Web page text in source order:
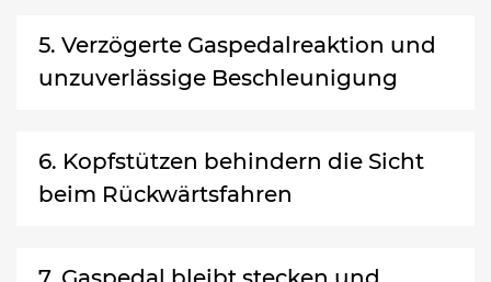
5. Verzögerte Gaspedalreaktion und
unzuverlässige Beschleunigung
6. Kopfstützen behindern die Sicht
beim Rückwärtsfahren